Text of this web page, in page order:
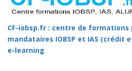
CF-iobsp.fr : centre de
mandataires IOBSP et IAS (crédit
e-learning